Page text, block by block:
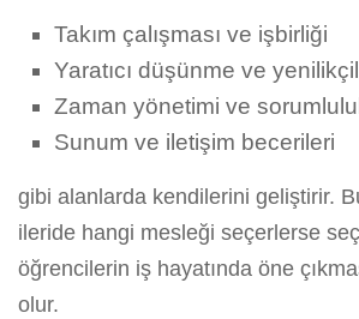
Takım çalışması ve işbirliği
Yaratıcı düşünme ve
Zaman yönetimi ve
Sunum ve iletişim becerileri
gibi alanlarda kendilerini geliştirir.
ileride hangi mesleği seçerlerse
öğrencilerin iş hayatında öne
olur.